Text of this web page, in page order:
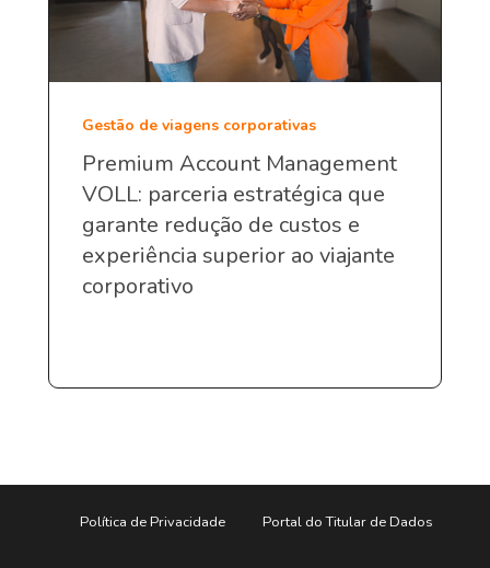
Gestão de viagens corporativas
Premium Account Management
VOLL: parceria estratégica que
garante redução de custos e
experiência superior ao viajante
corporativo
Política de Privacidade Portal do Titular de Dados